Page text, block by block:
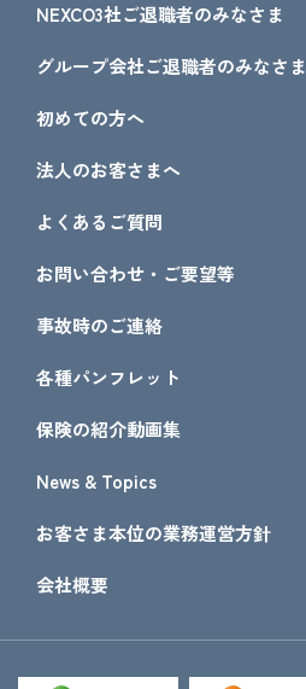
NEXCO3社ご退職者のみなさま
グループ会社ご退職者のみなさま
初めての方へ
法人のお客さまへ
よくあるご質問
お問い合わせ・ご要望等
事故時のご連絡
各種パンフレット
保険の紹介動画集
News & Topics
お客さま本位の業務運営方針
会社概要